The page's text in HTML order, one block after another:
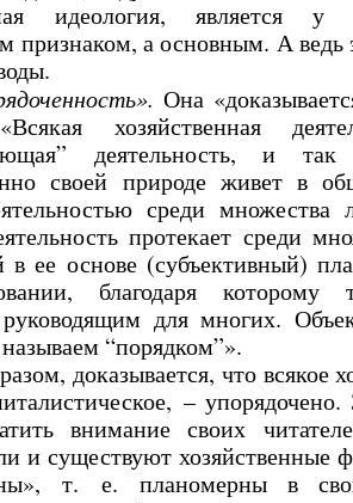
идеология, является
признаком, а основным. А ведь
Она
хозяйственная
деятельность, и
своей природе живет в
среди
протекает среди
ее основе (субъективный)
благодаря
руководящим для многих.
“порядком”».
доказывается, что всякое
–
внимание своих
и существуют хозяйственные
т. е. планомерны в